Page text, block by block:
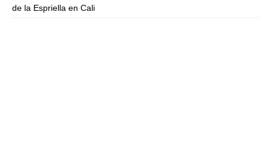
de la Espriella en Cali